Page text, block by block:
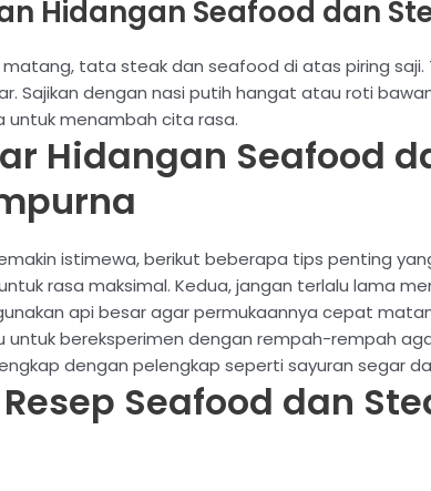
Hidangan Seafood dan
tata steak dan seafood di atas piring
Sajikan dengan nasi putih hangat atau roti
untuk menambah cita rasa.
Hidangan Seafood
istimewa, berikut beberapa tips penting
rasa maksimal. Kedua, jangan terlalu lama
api besar agar permukaannya cepat
untuk bereksperimen dengan rempah-rempah
dengan pelengkap seperti sayuran segar
Seafood dan